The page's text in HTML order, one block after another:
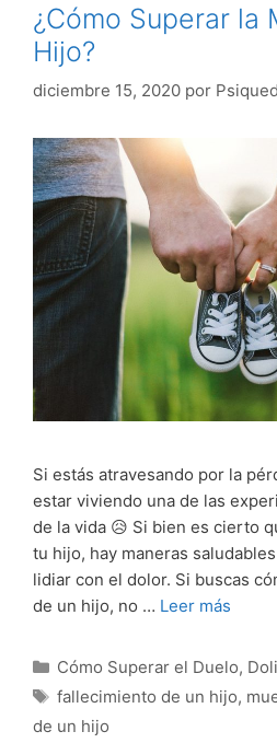
¿Cómo Superar la
Hijo?
diciembre 15, 2020 por
Si estás atravesando por la
estar viviendo una de las
de la vida 😥 Si bien es cierto
tu hijo, hay maneras
lidiar con el dolor. Si buscas
de un hijo, no … Leer más
Categorías
Cómo Superar el Duelo,
Etiquetas
fallecimiento de un hijo,
de un hijo